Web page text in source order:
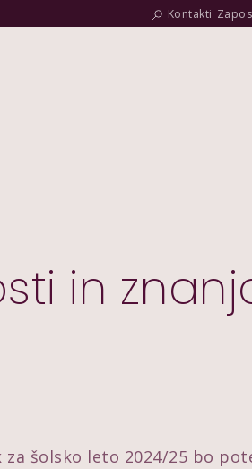
Kontakti
in
za šolsko leto 2024/25 bo